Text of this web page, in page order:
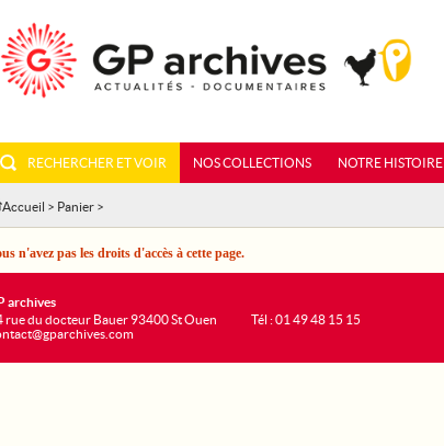
RECHERCHER ET VOIR NOS COLLECTIONS NOTRE HISTOIRE
Accueil > Panier >
n'avez pas les droits d'accès à cette page.
archives
rue du docteur Bauer 93400 St Ouen
Tél : 01 49 48 15 15